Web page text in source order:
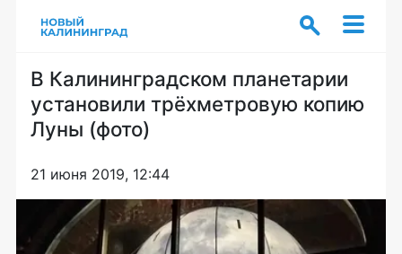
В Калининградском планетарии
установили трёхметровую копию
Луны (фото)
21 июня 2019, 12:44